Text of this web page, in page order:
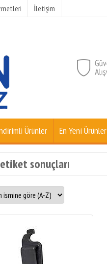
İletişim
Ürünler En Yeni Ürünler
sonuçları